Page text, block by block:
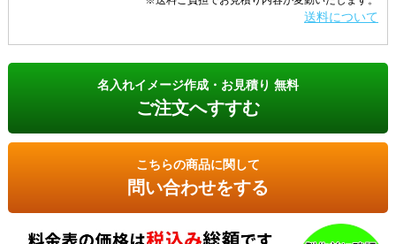
送料について
名入れイメージ作成・お見積り 無料
ご注文へすすむ
こちらの商品に関して
問い合わせをする